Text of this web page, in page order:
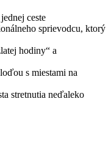
ceste
sprievodcu, ktorý
hodiny“ a
s miestami na
stretnutia neďaleko